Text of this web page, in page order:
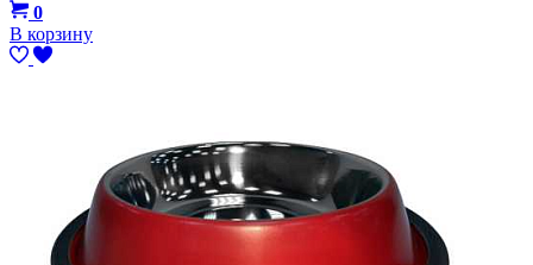
0
В корзину